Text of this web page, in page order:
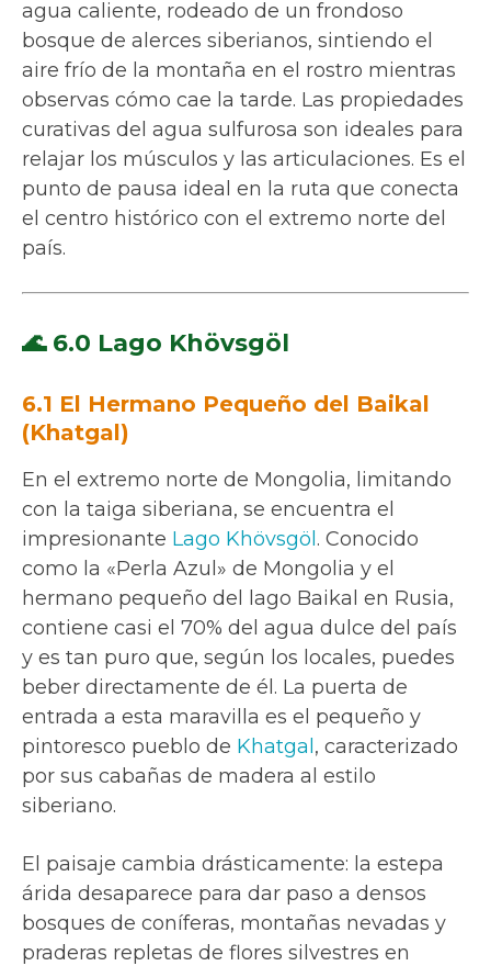
agua caliente, rodeado de un frondoso
bosque de alerces siberianos, sintiendo el
aire frío de la montaña en el rostro mientras
observas cómo cae la tarde. Las propiedades
curativas del agua sulfurosa son ideales para
relajar los músculos y las articulaciones. Es el
punto de pausa ideal en la ruta que conecta
el centro histórico con el extremo norte del
país.
🌊 6.0 Lago Khövsgöl
6.1 El Hermano Pequeño del Baikal
(Khatgal)
En el extremo norte de Mongolia, limitando
con la taiga siberiana, se encuentra el
impresionante Lago Khövsgöl . Conocido
como la «Perla Azul» de Mongolia y el
hermano pequeño del lago Baikal en Rusia,
contiene casi el 70% del agua dulce del país
y es tan puro que, según los locales, puedes
beber directamente de él. La puerta de
entrada a esta maravilla es el pequeño y
pintoresco pueblo de Khatgal , caracterizado
por sus cabañas de madera al estilo
siberiano.
El paisaje cambia drásticamente: la estepa
árida desaparece para dar paso a densos
bosques de coníferas, montañas nevadas y
praderas repletas de flores silvestres en